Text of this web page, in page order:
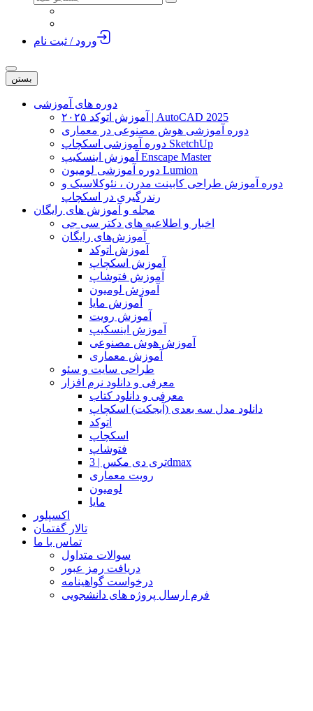
ورود / ثبت نام
بستن
دوره های آموزشی
آموزش اتوکد ۲۰۲۵ | AutoCAD 2025
دوره آموزشی هوش مصنوعی در معماری
دوره آموزشی اسکچاپ SketchUp
آموزش اینسکیپ Enscape Master
دوره آموزشی لومیون Lumion
دوره آموزش طراحی کابینت مدرن ، نئوکلاسیک و
رندرگیری در اسکچاپ
مجله و آموزش های رایگان
اخبار و اطلاعیه های دکتر سی جی
آموزش‌های رایگان
آموزش اتوکد
آموزش اسکچاپ
آموزش فتوشاپ
آموزش لومیون
آموزش مایا
آموزش رویت
آموزش اینسکیپ
آموزش هوش مصنوعی
آموزش معماری
طراحی سایت و سئو
معرفی و دانلود نرم افزار
معرفی و دانلود کتاب
دانلود مدل سه بعدی (آبجکت) اسکچاپ
اتوکد
اسکچاپ
فتوشاپ
تری دی مکس | 3dmax
رویت معماری
لومیون
مایا
اکسپلور
تالار گفتمان
تماس با ما
سوالات متداول
دریافت رمز عبور
درخواست گواهینامه
فرم ارسال پروژه های دانشجویی